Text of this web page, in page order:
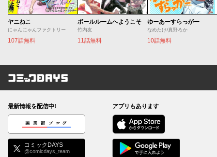
ヤニねこ
にゃんにゃんファクトリー
107話無料
ボールルームへようこそ
竹内友
11話無料
ゆーあーすらっがー
なめたけ/真野ろか
10話無料
コミックDAYS
最新情報を配信中!
編集部ブログ
コミックDAYS
@comicdays_team
アプリもあります